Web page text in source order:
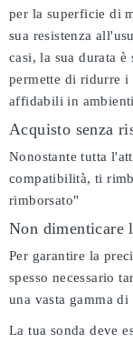
per la superficie di
sua resistenza
casi, la sua durata
permette di ridurre i
affidabili in
Acquisto senza
Nonostante tutta
compatibilità, ti
rimborsato"
Non dimenticare
Per garantire la
spesso necessario
una vasta gamma
La tua sonda deve